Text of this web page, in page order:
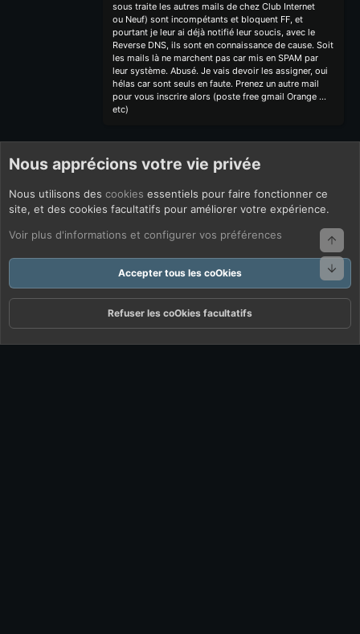
sous traite les autres mails de chez Club Internet
ou Neuf) sont incompétants et bloquent FF, et
pourtant je leur ai déjà notifié leur soucis, avec le
Reverse DNS, ils sont en connaissance de cause. Soit
les mails là ne marchent pas car mis en SPAM par
leur système. Abusé. Je vais devoir les assigner, oui
hélas car sont seuls en faute. Prenez un autre mail
pour vous inscrire alors (poste free gmail Orange ...
etc)
Nous apprécions votre vie privée
Nous utilisons des cookies essentiels pour faire fonctionner ce
site, et des cookies facultatifs pour améliorer votre expérience.
Voir plus d'informations et configurer vos préférences
Accepter tous les coOkies
Refuser les coOkies facultatifs